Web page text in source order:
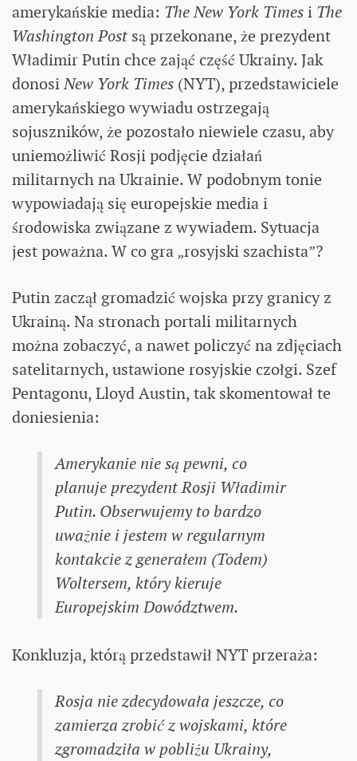
amerykańskie media: The New York Timesi The
Washington Post są przekonane, że prezydent
Władimir Putin chce zająć część Ukrainy. Jak
donosiNew York Times (NYT), przedstawiciele
amerykańskiego wywiadu ostrzegają
sojuszników, że pozostało niewiele czasu, aby
uniemożliwić Rosji podjęcie działań
militarnych na Ukrainie. W podobnym tonie
wypowiadają się europejskie media i
środowiska związane z wywiadem. Sytuacja
jest poważna. W co gra „rosyjski szachista”?
Putin zaczął gromadzić wojska przy granicy z
Ukrainą. Na stronach portali militarnych
można zobaczyć, a nawet policzyć na zdjęciach
satelitarnych, ustawione rosyjskie czołgi. Szef
Pentagonu, Lloyd Austin, tak skomentował te
doniesienia:
Amerykanie nie są pewni, co
planuje prezydent Rosji Władimir
Putin. Obserwujemy to bardzo
uważnie i jestem w regularnym
kontakcie z generałem (Todem)
Woltersem, który kieruje
Europejskim Dowództwem.
Konkluzja, którą przedstawił NYT przeraża:
Rosja nie zdecydowała jeszcze, co
zamierza zrobić z wojskami, które
zgromadziła w pobliżu Ukrainy,